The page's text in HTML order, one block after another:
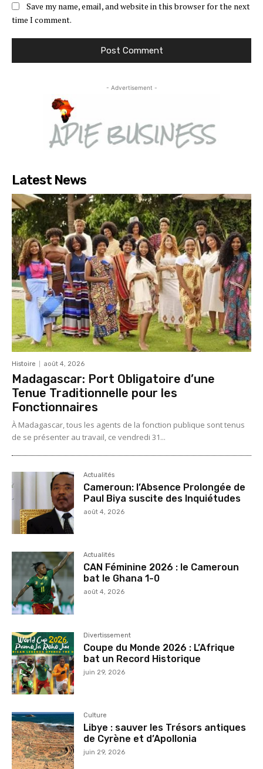
Save my name, email, and website in this browser for the next
time I comment.
- Advertisement -
Latest News
Histoire août 4, 2026
Madagascar: Port Obligatoire d’une
Tenue Traditionnelle pour les
Fonctionnaires
À Madagascar, tous les agents de la fonction publique sont tenus
de se présenter au travail, ce vendredi 31...
Actualités
Cameroun: l’Absence Prolongée de
Paul Biya suscite des Inquiétudes
août 4, 2026
Actualités
CAN Féminine 2026 : le Cameroun
bat le Ghana 1-0
août 4, 2026
Divertissement
Coupe du Monde 2026 : L’Afrique
bat un Record Historique
juin 29, 2026
Culture
Libye : sauver les Trésors antiques
de Cyrène et d’Apollonia
juin 29, 2026